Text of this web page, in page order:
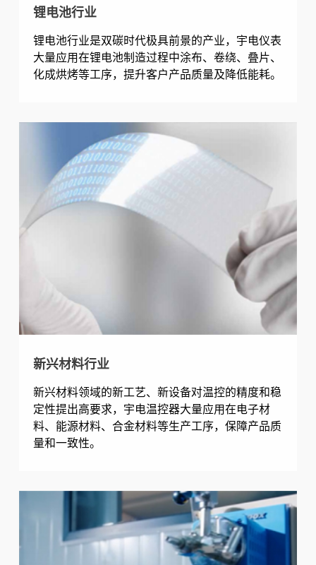
锂电池行业
锂电池行业是双碳时代极具前景的产业，宇电仪表
大量应用在锂电池制造过程中涂布、卷绕、叠片、
化成烘烤等工序，提升客户产品质量及降低能耗。
新兴材料行业
新兴材料领域的新工艺、新设备对温控的精度和稳
定性提出高要求，宇电温控器大量应用在电子材
料、能源材料、合金材料等生产工序，保障产品质
量和一致性。